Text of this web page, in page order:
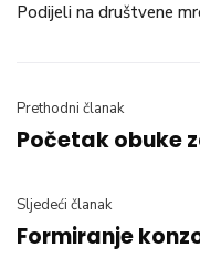
Podijeli na društvene
Prethodni članak
Početak obuke
Sljedeći članak
Formiranje